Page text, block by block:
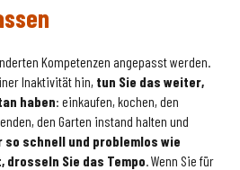
Kompetenzen angepasst werden.
Inaktivität hin, tun Sie das weiter,
haben: einkaufen, kochen, den
den Garten instand halten und
so schnell und problemlos wie
drosseln Sie das Tempo . Wenn Sie für